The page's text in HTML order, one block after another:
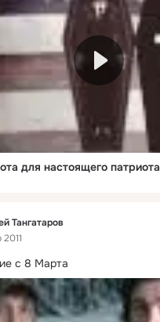
для настоящего патриота
Тангатаров
с 8 Марта